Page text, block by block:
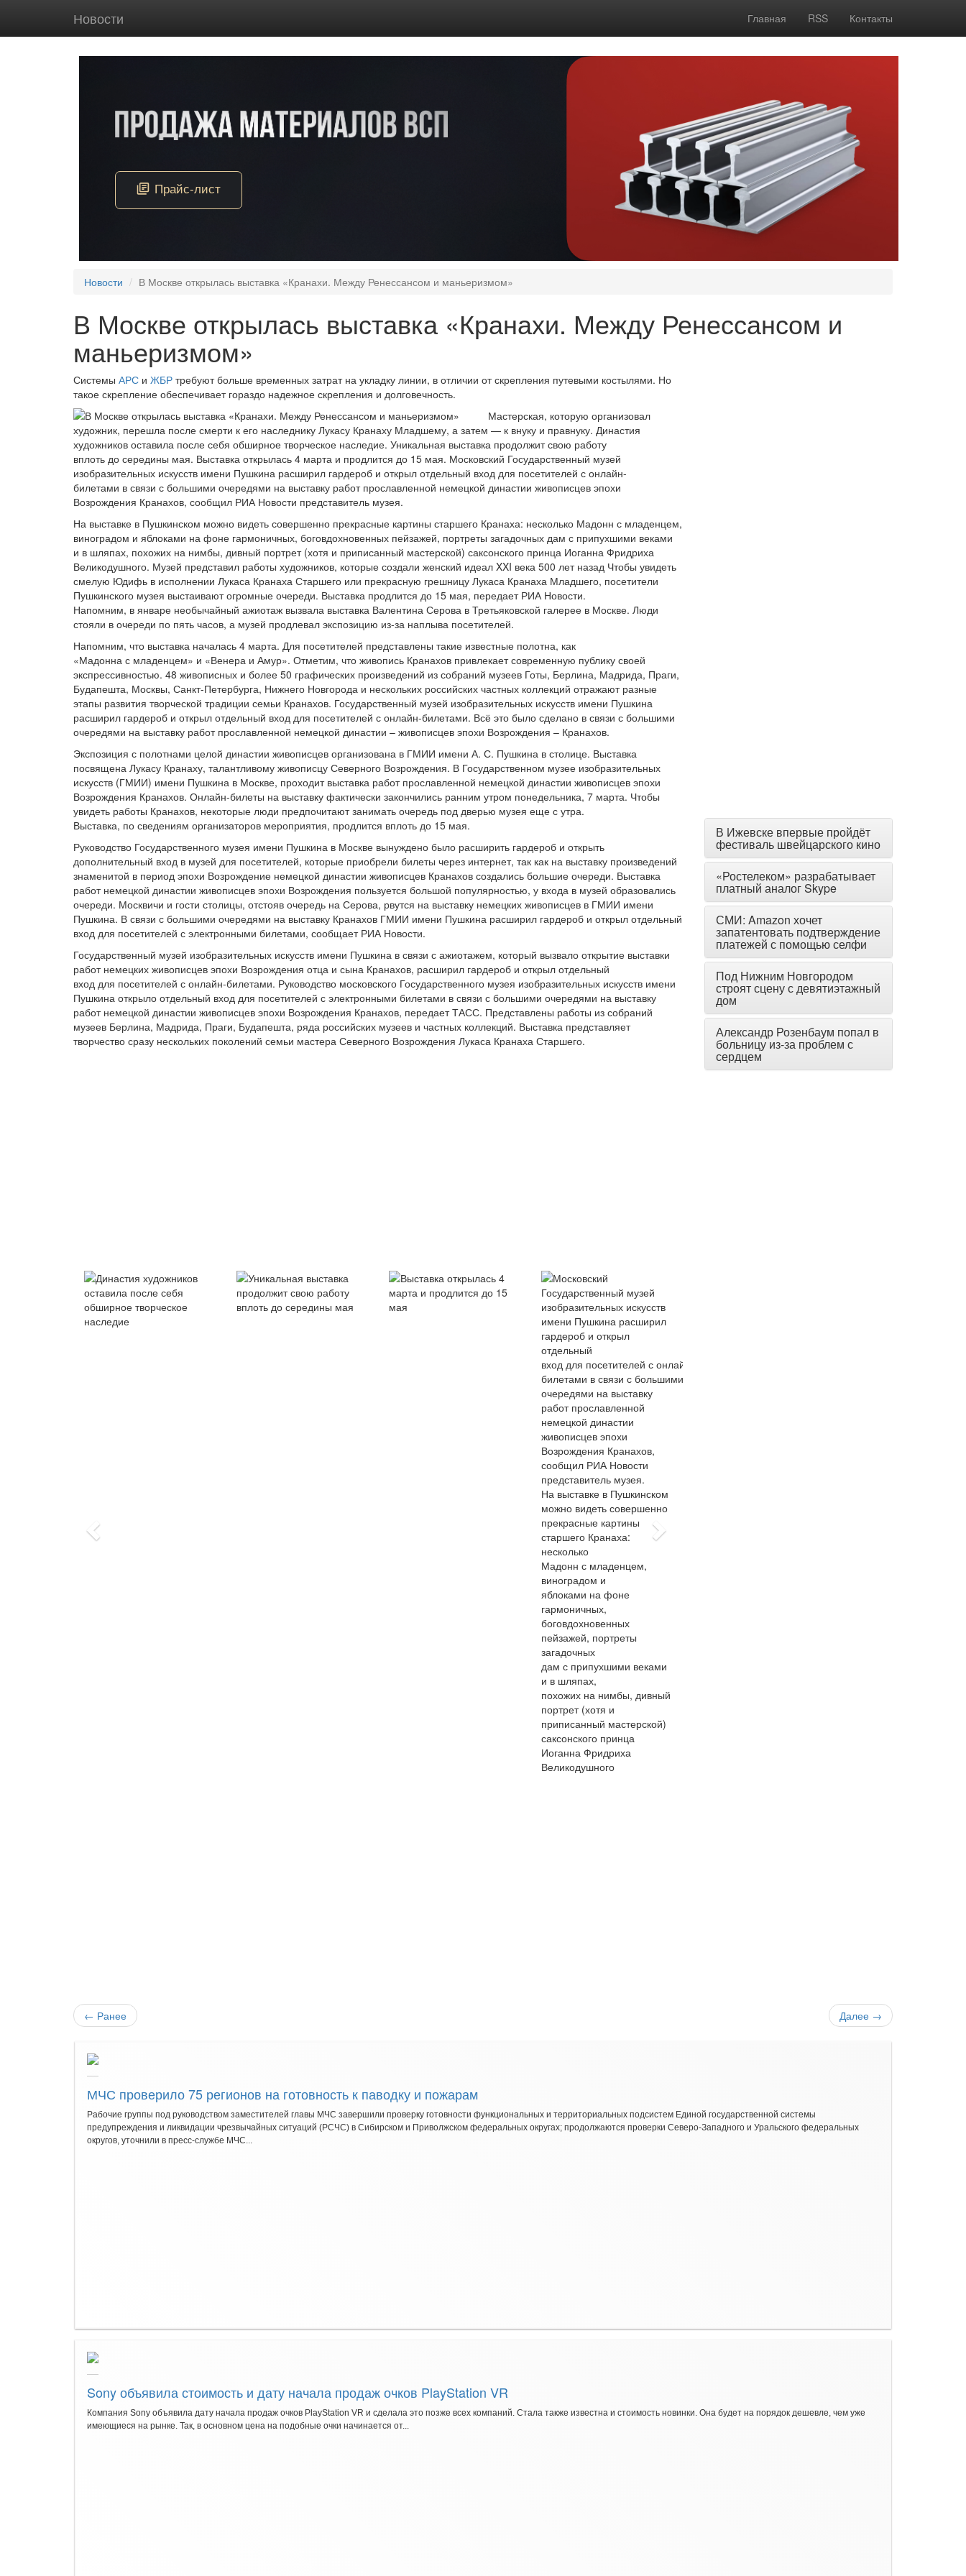
Новости Главная RSS Контакты
Новости В Москве открылась выставка «Кранахи. Между Ренессансом и маньеризмом»
В Москве открылась выставка «Кранахи. Между Ренессансом и
маньеризмом»
Системы АРС и ЖБР требуют больше временных затрат на укладку линии, в отличии от скрепления путевыми костылями. Но
такое скрепление обеспечивает гораздо надежное скрепления и долговечность.
Мастерская, которую организовал
художник, перешла после смерти к его наследнику Лукасу Кранаху Младшему, а затем — к внуку и правнуку. Династия
художников оставила после себя обширное творческое наследие. Уникальная выставка продолжит свою работу
вплоть до середины мая. Выставка открылась 4 марта и продлится до 15 мая. Московский Государственный музей
изобразительных искусств имени Пушкина расширил гардероб и открыл отдельный вход для посетителей с онлайн-
билетами в связи с большими очередями на выставку работ прославленной немецкой династии живописцев эпохи
Возрождения Кранахов, сообщил РИА Новости представитель музея.
На выставке в Пушкинском можно видеть совершенно прекрасные картины старшего Кранаха: несколько Мадонн с младенцем,
виноградом и яблоками на фоне гармоничных, боговдохновенных пейзажей, портреты загадочных дам с припухшими веками
и в шляпах, похожих на нимбы, дивный портрет (хотя и приписанный мастерской) саксонского принца Иоганна Фридриха
Великодушного. Музей представил работы художников, которые создали женский идеал XXI века 500 лет назад Чтобы увидеть
смелую Юдифь в исполнении Лукаса Кранаха Старшего или прекрасную грешницу Лукаса Кранаха Младшего, посетители
Пушкинского музея выстаивают огромные очереди. Выставка продлится до 15 мая, передает РИА Новости.
Напомним, в январе необычайный ажиотаж вызвала выставка Валентина Серова в Третьяковской галерее в Москве. Люди
стояли в очереди по пять часов, а музей продлевал экспозицию из-за наплыва посетителей.
Напомним, что выставка началась 4 марта. Для посетителей представлены такие известные полотна, как
«Мадонна с младенцем» и «Венера и Амур». Отметим, что живопись Кранахов привлекает современную публику своей
экспрессивностью. 48 живописных и более 50 графических произведений из собраний музеев Готы, Берлина, Мадрида, Праги,
Будапешта, Москвы, Санкт-Петербурга, Нижнего Новгорода и нескольких российских частных коллекций отражают разные
этапы развития творческой традиции семьи Кранахов. Государственный музей изобразительных искусств имени Пушкина
расширил гардероб и открыл отдельный вход для посетителей с онлайн-билетами. Всё это было сделано в связи с большими
очередями на выставку работ прославленной немецкой династии – живописцев эпохи Возрождения – Кранахов.
Экспозиция с полотнами целой династии живописцев организована в ГМИИ имени А. С. Пушкина в столице. Выставка
посвящена Лукасу Кранаху, талантливому живописцу Северного Возрождения. В Государственном музее изобразительных
искусств (ГМИИ) имени Пушкина в Москве, проходит выставка работ прославленной немецкой династии живописцев эпохи
Возрождения Кранахов. Онлайн-билеты на выставку фактически закончились ранним утром понедельника, 7 марта. Чтобы
увидеть работы Кранахов, некоторые люди предпочитают занимать очередь под дверью музея еще с утра.
Выставка, по сведениям организаторов мероприятия, продлится вплоть до 15 мая.
Руководство Государственного музея имени Пушкина в Москве вынуждено было расширить гардероб и открыть
дополнительный вход в музей для посетителей, которые приобрели билеты через интернет, так как на выставку произведений
знаменитой в период эпохи Возрождение немецкой династии живописцев Кранахов создались большие очереди. Выставка
работ немецкой династии живописцев эпохи Возрождения пользуется большой популярностью, у входа в музей образовались
очереди. Москвичи и гости столицы, отстояв очередь на Серова, рвутся на выставку немецких живописцев в ГМИИ имени
Пушкина. В связи с большими очередями на выставку Кранахов ГМИИ имени Пушкина расширил гардероб и открыл отдельный
вход для посетителей с электронными билетами, сообщает РИА Новости.
Государственный музей изобразительных искусств имени Пушкина в связи с ажиотажем, который вызвало открытие выставки
работ немецких живописцев эпохи Возрождения отца и сына Кранахов, расширил гардероб и открыл отдельный
вход для посетителей с онлайн-билетами. Руководство московского Государственного музея изобразительных искусств имени
Пушкина открыло отдельный вход для посетителей с электронными билетами в связи с большими очередями на выставку
работ немецкой династии живописцев эпохи Возрождения Кранахов, передает ТАСС. Представлены работы из собраний
музеев Берлина, Мадрида, Праги, Будапешта, ряда российских музеев и частных коллекций. Выставка представляет
творчество сразу нескольких поколений семьи мастера Северного Возрождения Лукаса Кранаха Старшего.
В Ижевске впервые пройдёт
фестиваль швейцарского кино
«Ростелеком» разрабатывает
платный аналог Skype
СМИ: Amazon хочет
запатентовать подтверждение
платежей с помощью селфи
Под Нижним Новгородом
строят сцену с девятиэтажный
дом
Александр Розенбаум попал в
больницу из-за проблем с
сердцем
← Ранее Далее →
МЧС проверило 75 регионов на готовность к паводку и пожарам
Рабочие группы под руководством заместителей главы МЧС завершили проверку готовности функциональных и территориальных подсистем Единой государственной системы
предупреждения и ликвидации чрезвычайных ситуаций (РСЧС) в Сибирском и Приволжском федеральных округах; продолжаются проверки Северо-Западного и Уральского федеральных
округов, уточнили в пресс-службе МЧС...
Sony объявила стоимость и дату начала продаж очков PlayStation VR
Компания Sony объявила дату начала продаж очков PlayStation VR и сделала это позже всех компаний. Стала также известна и стоимость новинки. Она будет на порядок дешевле, чем уже
имеющиеся на рынке. Так, в основном цена на подобные очки начинается от...